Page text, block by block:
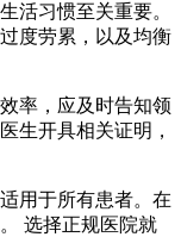
活习惯至关重要。
度劳累，以及均衡
率，应及时告知领
生开具相关证明，
用于所有患者。在
选择正规医院就